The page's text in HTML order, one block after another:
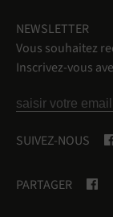
NEWSLETTER
Vous souhaitez
Inscrivez-vous
SUIVEZ-NOUS
PARTAGER